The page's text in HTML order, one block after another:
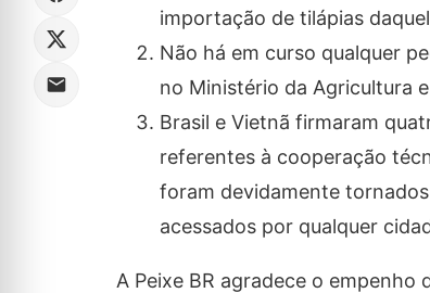
importação de tilápias
Não há em curso qualquer
no Ministério da Agricultura
Brasil e Vietnã firmaram
referentes à cooperação
foram devidamente
acessados por qualquer
A Peixe BR agradece o empenho